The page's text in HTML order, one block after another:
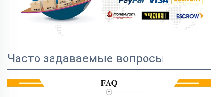
Часто задаваемые вопросы